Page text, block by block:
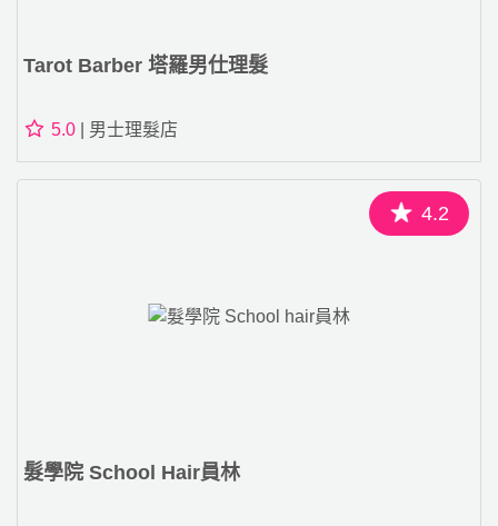
Tarot Barber 塔羅男仕理髮
5.0 | 男士理髮店
4.2
髮學院 School Hair員林